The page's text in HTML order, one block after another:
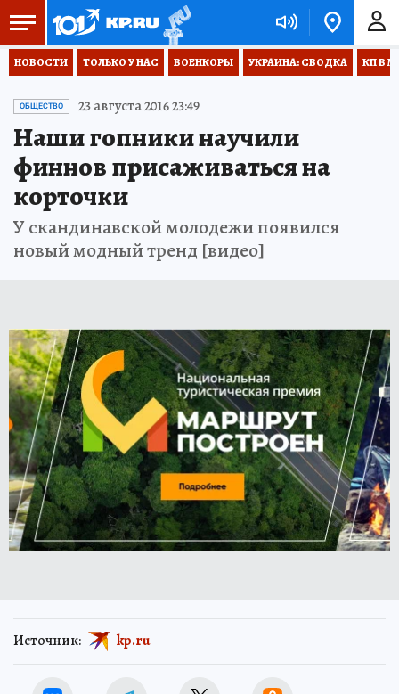
НОВОСТИ ТОЛЬКО У НАС ВОЕНКОРЫ УКРАИНА: СВОДКА КП В
ОБЩЕСТВО 23 августа 2016 23:49
Наши гопники научили
финнов присаживаться на
корточки
У скандинавской молодежи появился
новый модный тренд [видео]
Источник: kp.ru